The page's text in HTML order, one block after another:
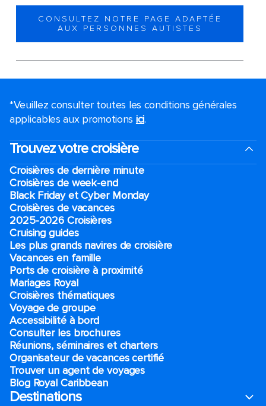
CONSULTEZ NOTRE PAGE ADAPTÉE
AUX PERSONNES AUTISTES
*Veuillez consulter toutes les conditions générales
applicables aux promotions ici.
Trouvez votre croisière
Croisières de dernière minute
Croisières de week-end
Black Friday et Cyber Monday
Croisières de vacances
2025-2026 Croisières
Cruising guides
Les plus grands navires de croisière
Vacances en famille
Ports de croisière à proximité
Mariages Royal
Croisières thématiques
Voyage de groupe​
Accessibilité à bord​
Consulter les brochures
Réunions, séminaires et charters
Organisateur de vacances certifié
Trouver un agent de voyages
Blog Royal Caribbean
Destinations